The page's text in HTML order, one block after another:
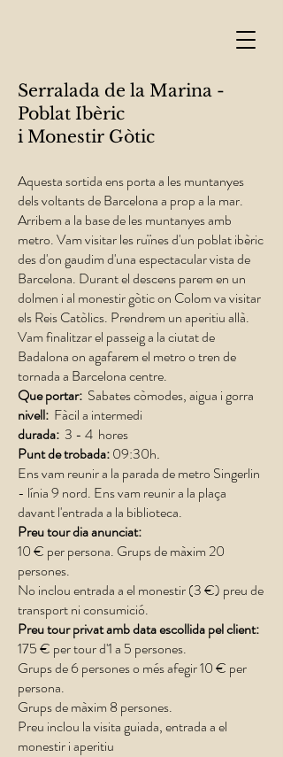
Serralada de la Marina -
Poblat Ibèric
i Monestir Gòtic
Aquesta sortida ens porta a les muntanyes
dels voltants de Barcelona a prop a la mar.
Arribem a la base de les muntanyes amb
metro. Vam visitar les ruïnes d'un poblat ibèric
des d'on gaudim d'una espectacular vista de
Barcelona. Durant el descens parem en un
dolmen i al monestir gòtic on Colom va visitar
els Reis Catòlics. Prendrem un aperitiu allà.
Vam finalitzar el passeig a la ciutat de
Badalona on agafarem el metro o tren de
tornada a Barcelona centre.
Que portar: Sabates còmodes, aigua i gorra
nivell: Fàcil a intermedi
durada: 3 - 4 hores
Punt de trobada:09:30h.
Ens vam reunir a la parada de metro Singerlin
- línia 9 nord. Ens vam reunir a la plaça
davant l'entrada a la biblioteca.
Preu tour dia anunciat:
10 € per persona. Grups de màxim 20
persones.
No inclou entrada a el monestir (3 €) preu de
transport ni consumició.
Preu tour privat amb data escollida pel client:
175 € per tour d'1 a 5 persones.​
Grups de 6 persones o més afegir 10 € per
persona.
Grups de màxim 8 persones.
Preu inclou la visita guiada, entrada a el
monestir i aperitiu